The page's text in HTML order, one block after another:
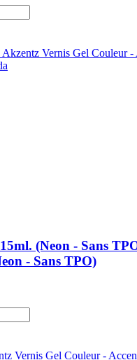
(Neon - Sans
- Sans TPO)